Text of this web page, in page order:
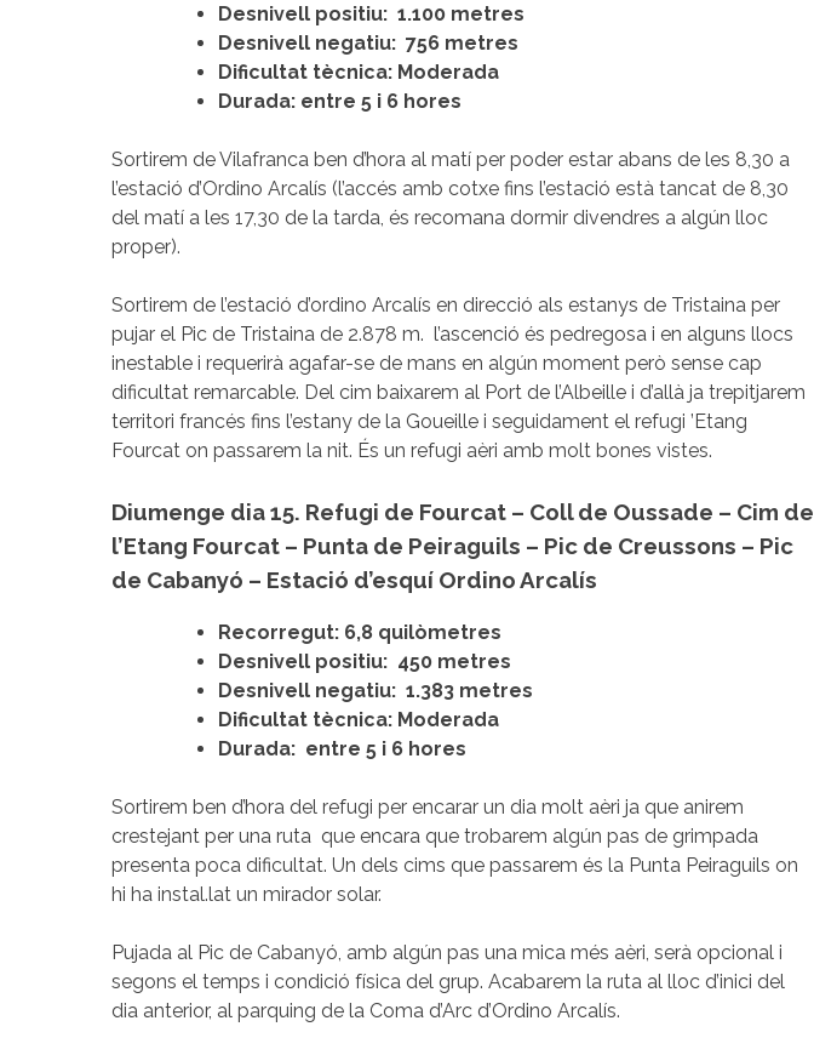
Desnivell positiu: 1.100 metres
Desnivell negatiu: 756 metres
Dificultat tècnica: Moderada
Durada: entre 5 i 6 hores
Sortirem de Vilafranca ben d’hora al matí per poder estar abans de les 8,30 a
l’estació d’Ordino Arcalís (l’accés amb cotxe fins l’estació està tancat de 8,30
del matí a les 17,30 de la tarda, és recomana dormir divendres a algún lloc
proper).
Sortirem de l’estació d’ordino Arcalís en direcció als estanys de Tristaina per
pujar el Pic de Tristaina de 2.878 m. l’ascenció és pedregosa i en alguns llocs
inestable i requerirà agafar-se de mans en algún moment però sense cap
dificultat remarcable. Del cim baixarem al Port de l’Albeille i d’allà ja trepitjarem
territori francés fins l’estany de la Goueille i seguidament el refugi ’Etang
Fourcat on passarem la nit. És un refugi aèri amb molt bones vistes.
Diumenge dia 15. Refugi de Fourcat – Coll de Oussade – Cim de
l’Etang Fourcat – Punta de Peiraguils – Pic de Creussons – Pic
de Cabanyó – Estació d’esquí Ordino Arcalís
Recorregut: 6,8 quilòmetres
Desnivell positiu: 450 metres
Desnivell negatiu: 1.383 metres
Dificultat tècnica: Moderada
Durada: entre 5 i 6 hores
Sortirem ben d’hora del refugi per encarar un dia molt aèri ja que anirem
crestejant per una ruta que encara que trobarem algún pas de grimpada
presenta poca dificultat. Un dels cims que passarem és la Punta Peiraguils on
hi ha instal.lat un mirador solar.
Pujada al Pic de Cabanyó, amb algún pas una mica més aèri, serà opcional i
segons el temps i condició física del grup. Acabarem la ruta al lloc d’inici del
dia anterior, al parquing de la Coma d’Arc d’Ordino Arcalís.